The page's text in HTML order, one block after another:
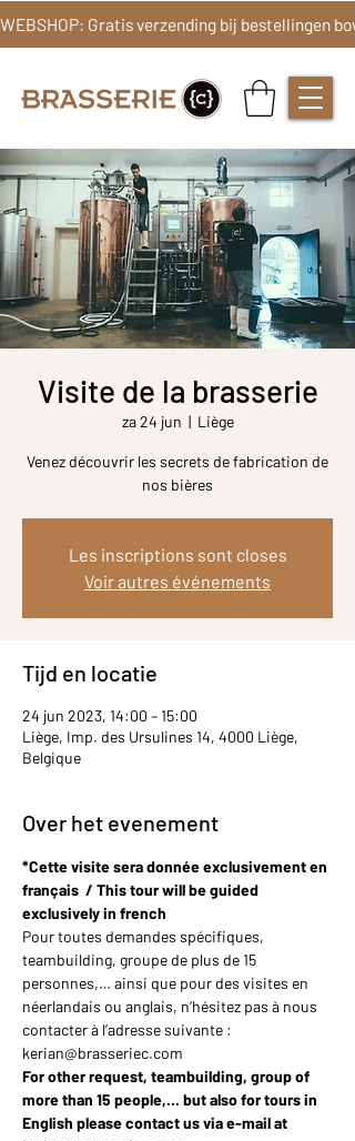
Visite de la brasserie
za 24 jun
  |
Liège
Venez découvrir les secrets de fabrication de
nos bières
Les inscriptions sont closes
Voir autres événements
Tijd en locatie
24 jun 2023, 14:00 – 15:00
Liège, Imp. des Ursulines 14, 4000 Liège,
Belgique
Over het evenement
*Cette visite sera donnée exclusivement en
français  / This tour will be guided
exclusively in french
Pour toutes demandes spécifiques,
teambuilding, groupe de plus de 15
personnes,… ainsi que pour des visites en
néerlandais ou anglais, n’hésitez pas à nous
contacter à l’adresse suivante :
kerian@brasseriec.com
For other request, teambuilding, group of
more than 15 people,... but also for tours in
English please contact us via e-mail at